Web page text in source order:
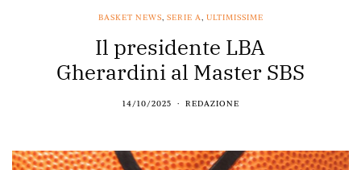
BASKET NEWS, SERIE A, ULTIMISSIME
Il presidente LBA
Gherardini al Master SBS
14/10/2025 REDAZIONE